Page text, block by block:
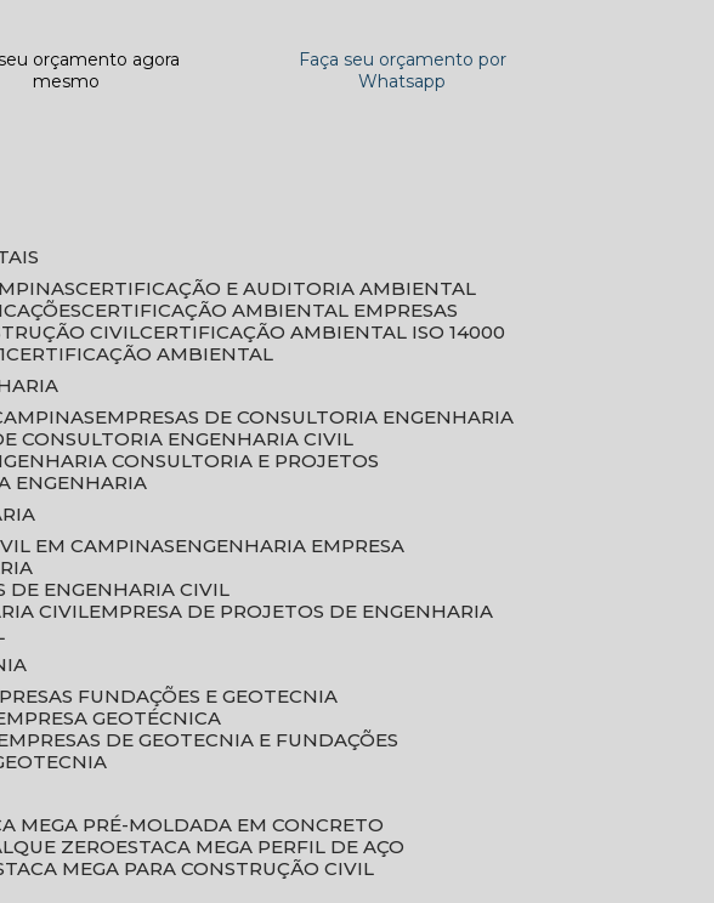
orçamento agora
mesmo
Faça seu orçamento por
Whatsapp
CERTIFICAÇÃO E AUDITORIA AMBIENTAL
CERTIFICAÇÃO AMBIENTAL EMPRESAS
CIVIL
CERTIFICAÇÃO AMBIENTAL ISO 14000
CERTIFICAÇÃO AMBIENTAL
EMPRESAS DE CONSULTORIA ENGENHARIA
CONSULTORIA ENGENHARIA CIVIL
CONSULTORIA E PROJETOS
ENGENHARIA
EM CAMPINAS
ENGENHARIA EMPRESA
DE ENGENHARIA CIVIL
CIVIL EMPRESA DE PROJETOS DE ENGENHARIA
FUNDAÇÕES E GEOTECNIA
EMPRESA GEOTÉCNICA
EMPRESAS DE GEOTECNIA E FUNDAÇÕES
MEGA PRÉ-MOLDADA EM CONCRETO
ZERO
ESTACA MEGA PERFIL DE AÇO
MEGA PARA CONSTRUÇÃO CIVIL